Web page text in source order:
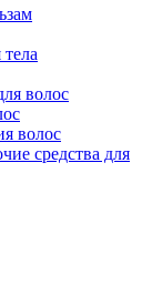
волос
волос
средства для